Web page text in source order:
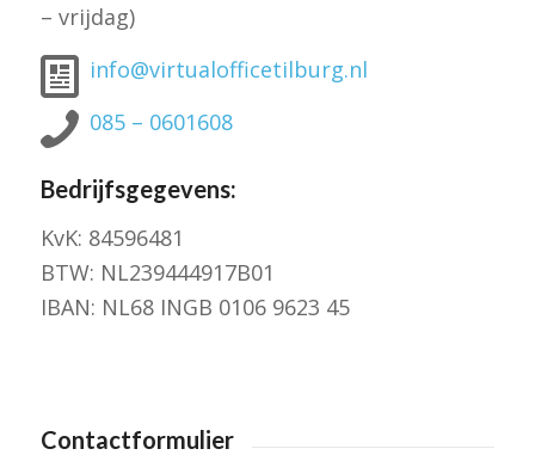
– vrijdag)
info@virtualofficetilburg.nl
085 – 0601608
Bedrijfsgegevens:
KvK: 84596481
BTW: NL239444917B01
IBAN: NL68 INGB 0106 9623 45
Contactformulier